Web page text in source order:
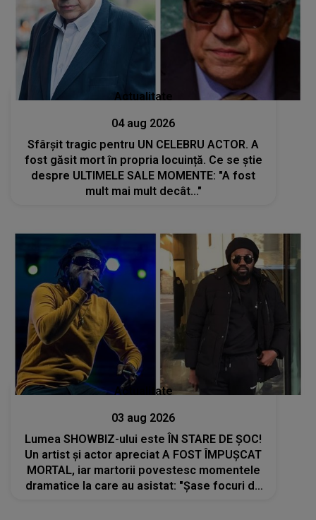
Actualitate
04 aug 2026
Sfârșit tragic pentru UN CELEBRU ACTOR. A
fost găsit mort în propria locuință. Ce se știe
despre ULTIMELE SALE MOMENTE: "A fost
mult mai mult decât..."
Actualitate
03 aug 2026
Lumea SHOWBIZ-ului este ÎN STARE DE ȘOC!
Un artist și actor apreciat A FOST ÎMPUȘCAT
MORTAL, iar martorii povestesc momentele
dramatice la care au asistat: "Șase focuri de